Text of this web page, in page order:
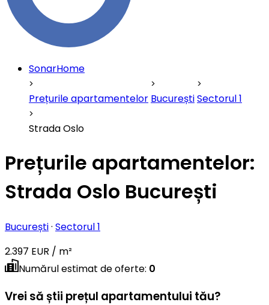
SonarHome
Prețurile apartamentelor BucureștiSectorul 1
Strada Oslo
Prețurile apartamentelor:
Strada Oslo București
București· Sectorul 1
2.397 EUR / m²
Numărul estimat de oferte: 0
Vrei să știi prețul apartamentului tău?